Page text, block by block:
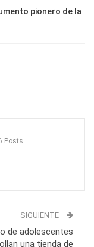
pionero de la
Posts
SIGUIENTE
de adolescentes
una tienda de